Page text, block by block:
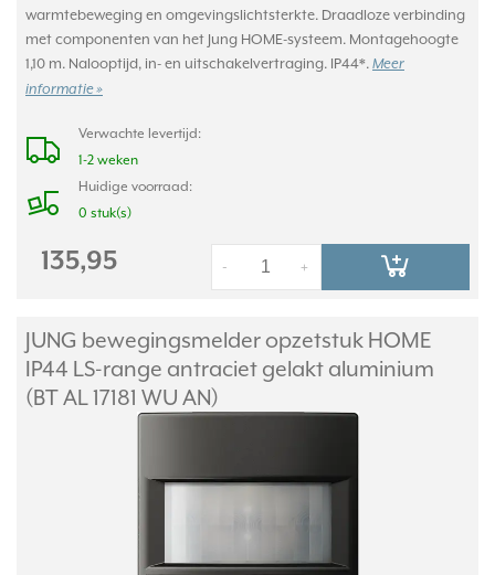
warmtebeweging en omgevingslichtsterkte. Draadloze verbinding
met componenten van het Jung HOME-systeem. Montagehoogte
1,10 m. Nalooptijd, in- en uitschakelvertraging. IP44*. Meer
informatie »
Verwachte levertijd:
1-2 weken
Huidige voorraad:
0 stuk(s)
135,95 +
-
JUNG bewegingsmelder opzetstuk HOME
IP44 LS-range antraciet gelakt aluminium
(BT AL 17181 WU AN)